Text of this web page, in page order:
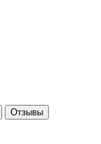
Отзывы